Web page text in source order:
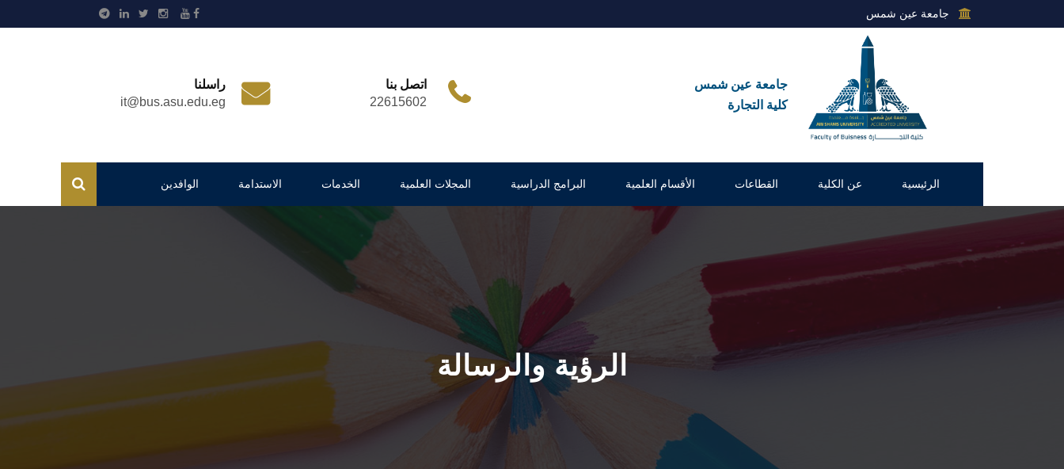
جامعة عين شمس
جامعة عين شمس
كلية التجارة
اتصل بنا
22615602
راسلنا
it@bus.asu.edu.eg
الرئيسية عن الكلية القطاعات الأقسام العلمية البرامج الدراسية المجلات العلمية الخدمات الاستدامة الوافدين
الرؤية والرسالة